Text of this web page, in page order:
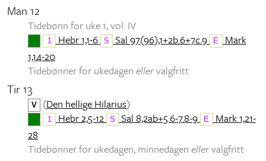
Man 12
Tidebønn for uke 1, vol. IV
1 Hebr 1,1-6 S Sal 97(96),1+2b.6+7c.9 E Mark
1,14-20
Tidebønner for ukedagen ellervalgfritt
Tir 13
V (Den hellige Hilarius)
1 Hebr 2,5-12 S Sal 8,2ab+5.6-7.8-9 E Mark 1,21-
28
Tidebønner for ukedagen, minnedagen ellervalgfritt